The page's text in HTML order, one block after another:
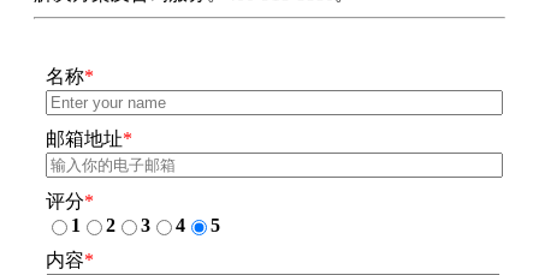
名称*
邮箱地址*
评分*
1
2 3 4
5
内容*